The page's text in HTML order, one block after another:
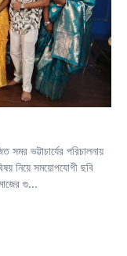
ভট্টাচার্যের পরিচালনায়
নিয়ে সময়োপযোগী ছবি
গু...